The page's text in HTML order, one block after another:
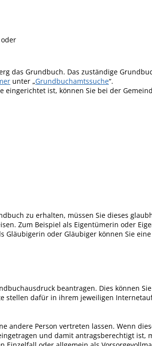
das Grundbuch. Das zuständige
unter „Grundbuchamtssuche“.
ist, können Sie bei der
zu erhalten, müssen Sie dieses
Zum Beispiel als Eigentümerin oder
Gläubigerin oder Gläubiger können Sie
beantragen. Dies können
stellen dafür in ihrem jeweiligen
andere Person vertreten lassen. Wenn
und damit antragsberechtigt ist,